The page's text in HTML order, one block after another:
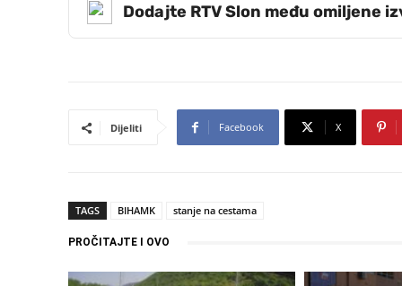
Dodajte RTV Slon među omiljene
Dijeliti Facebook X
TAGS BIHAMK stanje na cestama
PROČITAJTE I OVO